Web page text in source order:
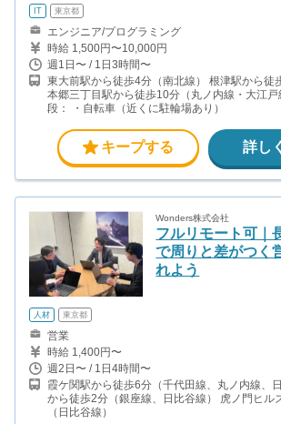
IT 東京都
エンジニア/プログラミング
時給 1,500円〜10,000円
週1日〜 / 1日3時間〜
東大前駅から徒歩4分（南北線） 根津駅から徒
本郷三丁目駅から徒歩10分（丸ノ内線・大江
段： ・自転車（近くに駐輪場あり）
キープする 詳し
Wonders株式会社
フルリモート可｜
で周りと差がつく
れよう
人材 東京都
営業
時給 1,400円〜
週2日〜 / 1日4時間〜
霞ケ関駅から徒歩6分（千代田線、丸ノ内線、
から徒歩2分（銀座線、日比谷線） 虎ノ門ヒル
（日比谷線）